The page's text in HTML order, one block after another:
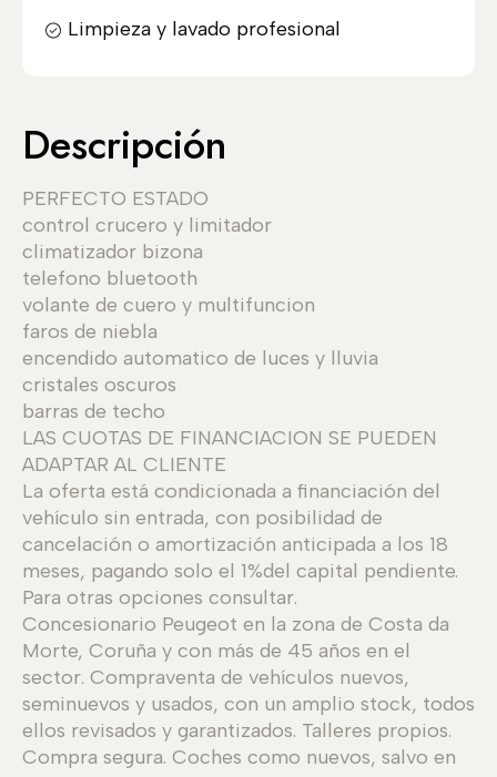
Limpieza y lavado profesional
Descripción
PERFECTO ESTADO
control crucero y limitador
climatizador bizona
telefono bluetooth
volante de cuero y multifuncion
faros de niebla
encendido automatico de luces y lluvia
cristales oscuros
barras de techo
LAS CUOTAS DE FINANCIACION SE PUEDEN
ADAPTAR AL CLIENTE
La oferta está condicionada a financiación del
vehículo sin entrada, con posibilidad de
cancelación o amortización anticipada a los 18
meses, pagando solo el 1%del capital pendiente.
Para otras opciones consultar.
Concesionario Peugeot en la zona de Costa da
Morte, Coruña y con más de 45 años en el
sector. Compraventa de vehículos nuevos,
seminuevos y usados, con un amplio stock, todos
ellos revisados y garantizados. Talleres propios.
Compra segura. Coches como nuevos, salvo en